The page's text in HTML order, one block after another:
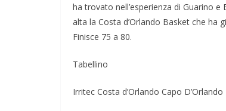
ha trovato nell’esperienza di Guarino
alta la Costa d’Orlando Basket che
Finisce 75 a 80.
Tabellino
Irritec Costa d’Orlando Capo